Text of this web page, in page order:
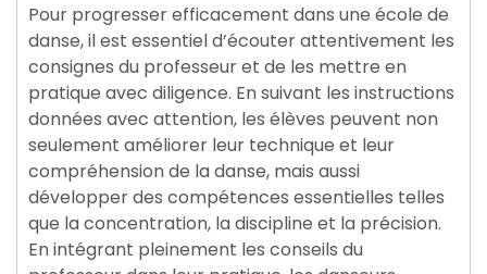
Pour progresser efficacement dans une école de
danse, il est essentiel d’écouter attentivement les
consignes du professeur et de les mettre en
pratique avec diligence. En suivant les instructions
données avec attention, les élèves peuvent non
seulement améliorer leur technique et leur
compréhension de la danse, mais aussi
développer des compétences essentielles telles
que la concentration, la discipline et la précision.
En intégrant pleinement les conseils du